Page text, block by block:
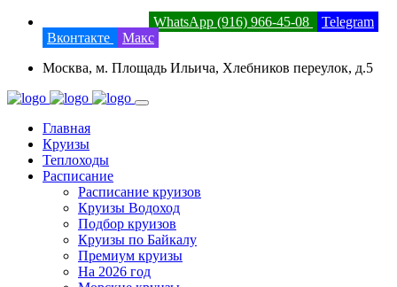
WhatsApp (916) 966-45-08
Telegram
Вконтакте
Макс
Москва, м. Площадь Ильича, Хлебников переулок, д.5
Главная
Круизы
Теплоходы
Расписание
Расписание круизов
Круизы Водоход
Подбор круизов
Круизы по Байкалу
Премиум круизы
На 2026 год